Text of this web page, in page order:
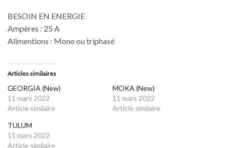
BESOIN EN ENERGIE
Ampères : 25 A
Alimentions : Mono ou triphasé
Articles similaires
GEORGIA (New)
11 mars 2022
Article similaire
MOKA (New)
11 mars 2022
Article similaire
TULUM
11 mars 2022
Article similaire